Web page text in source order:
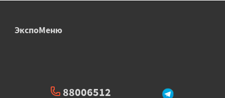
ЭкспоМеню
88006512